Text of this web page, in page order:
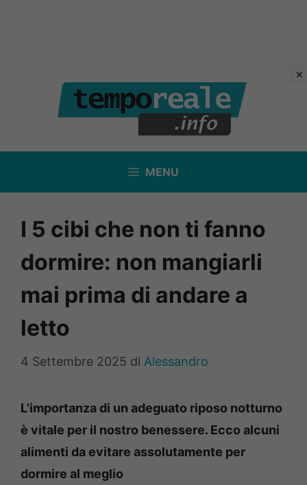
contenuto
MENU
I 5 cibi che non ti fanno
dormire: non mangiarli
mai prima di andare a
letto
4 Settembre 2025 di Alessandro
L’importanza di un adeguato riposo notturno
è vitale per il nostro benessere. Ecco alcuni
alimenti da evitare assolutamente per
dormire al meglio